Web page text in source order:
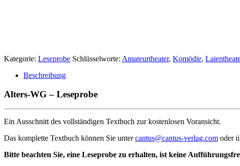
Kategorie: Leseprobe Schlüsselworte: Amateurtheater, Komödie,
Beschreibung
Alters-WG – Leseprobe
Ein Ausschnitt des vollständigen Textbuch zur kostenlosen Voransicht.
Das komplette Textbuch können Sie untercantus@cantus-verlag.com oder
Bitte beachten Sie, eine Leseprobe zu erhalten, ist keine